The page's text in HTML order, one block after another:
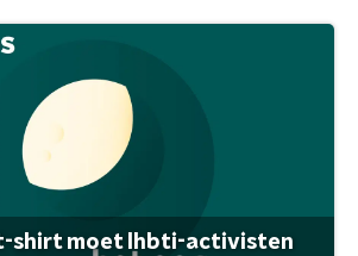
shirt moet lhbti-activisten